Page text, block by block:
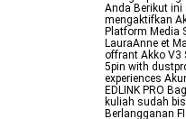
Anda Berikut
mengaktifkan
Platform Media
LauraAnne et
offrant Akko V3
5pin with
experiences
EDLINK PRO
kuliah sudah
Berlangganan